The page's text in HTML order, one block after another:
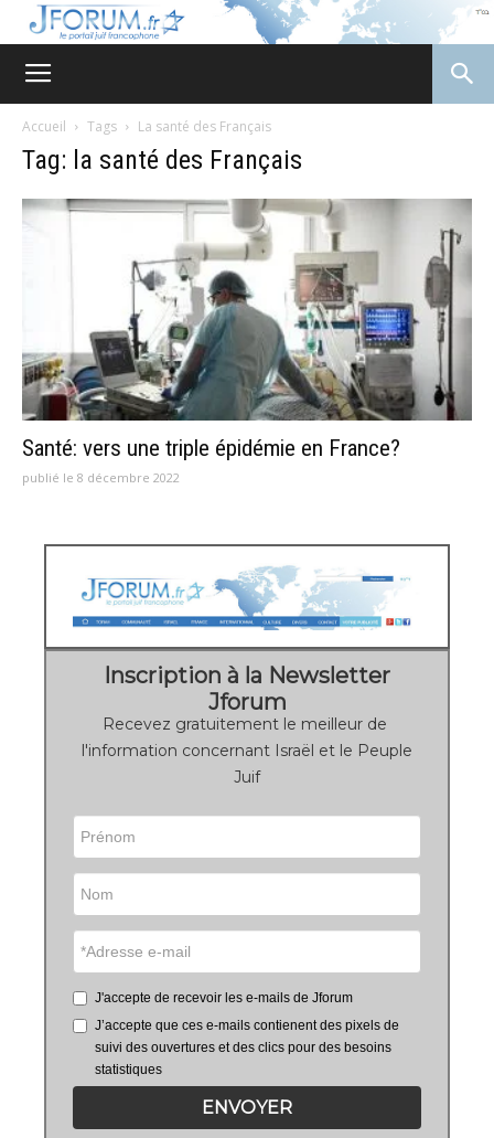
Accueil Tags La santé des Français
Tag: la santé des Français
Santé: vers une triple épidémie en France?
publié le 8 décembre 2022
Inscription à la Newsletter
Jforum
Recevez gratuitement le meilleur de
l'information concernant Israël et le Peuple
Juif
J'accepte de recevoir les e-mails de Jforum
J’accepte que ces e-mails contienent des pixels de
suivi des ouvertures et des clics pour des besoins
statistiques
ENVOYER